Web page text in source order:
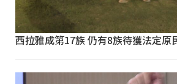
西拉雅成第17族 仍有8族待獲法定原